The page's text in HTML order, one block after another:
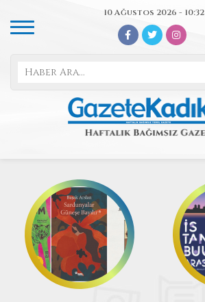
10 Ağustos 2026 - 10:32